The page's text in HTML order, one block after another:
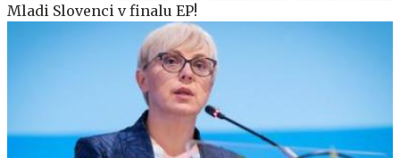
Mladi Slovenci v finalu EP!